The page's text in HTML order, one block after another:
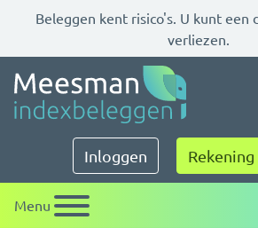
Beleggen kent risico's. U kunt een
verliezen.
Meesman
Inloggen
Menu